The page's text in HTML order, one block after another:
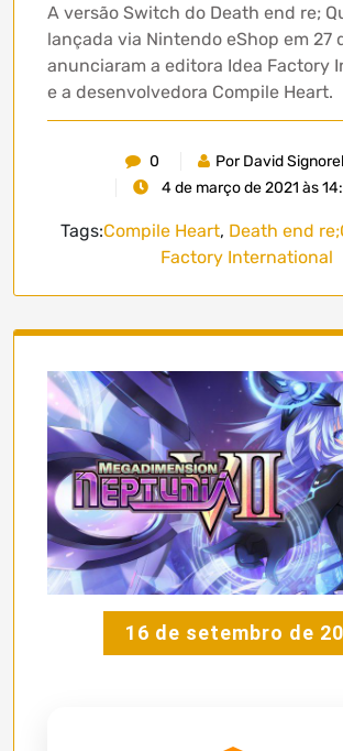
A versão Switch do Death end re;
lançada via Nintendo eShop em 27
anunciaram a editora Idea Factory
e a desenvolvedora Compile Heart.
0
Por David
4 de março de 2021 às
Tags:Compile Heart, Death end
Factory International
16 de setembro de